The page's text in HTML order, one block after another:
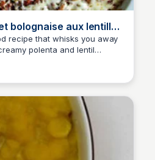
bolognaise aux lentilles
recipe that whisks you away
polenta and lentil